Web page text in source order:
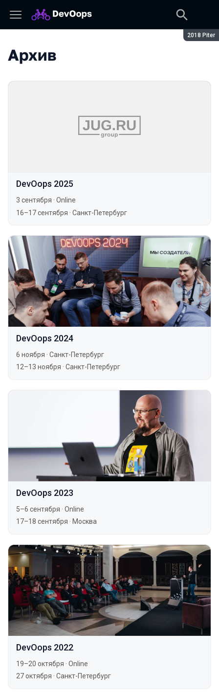
Сезон:
2018 Piter
Архив
DevOops 2025
3 сентября · Online
16–17 сентября · Санкт-Петербург
DevOops 2024
6 ноября · Санкт-Петербург
12–13 ноября · Санкт-Петербург
DevOops 2023
5–6 сентября · Online
17–18 сентября · Москва
DevOops 2022
19–20 октября · Online
27 октября · Санкт-Петербург